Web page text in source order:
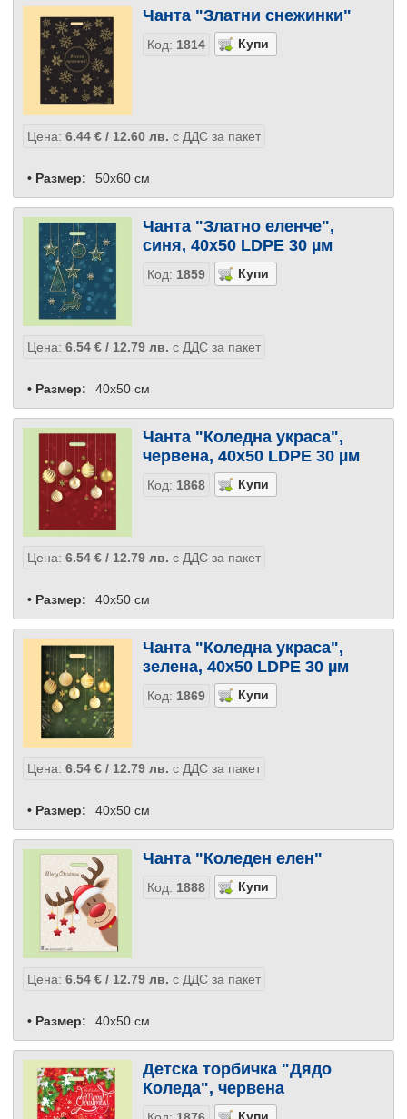
Чанта "Златни снежинки"
Код: 1814
Цена: 6.44 €/ 12.60 лв. с ДДС за пакет
• Размер: 50x60 см
Чанта "Златно еленче",
синя, 40х50 LDPE 30 µм
Код: 1859
Цена: 6.54 €/ 12.79 лв. с ДДС за пакет
• Размер: 40x50 см
Чанта "Коледна украса",
червена, 40х50 LDPE 30 µм
Код: 1868
Цена: 6.54 €/ 12.79 лв. с ДДС за пакет
• Размер: 40x50 см
Чанта "Коледна украса",
зелена, 40х50 LDPE 30 µм
Код: 1869
Цена: 6.54 €/ 12.79 лв. с ДДС за пакет
• Размер: 40x50 см
Чанта "Коледен елен"
Код: 1888
Цена: 6.54 €/ 12.79 лв. с ДДС за пакет
• Размер: 40x50 см
Детска торбичка "Дядо
Коледа", червена